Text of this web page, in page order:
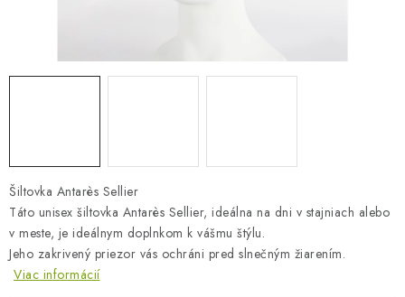
Obchodné podmienky
Podmienky ochrany osobných údajov
Napíšte nám
Šiltovka Antarès Sellier
Táto unisex šiltovka Antarès Sellier, ideálna na dni v stajniach alebo
v meste, je ideálnym doplnkom k vášmu štýlu.
Jeho zakrivený priezor vás ochráni pred slnečným žiarením.
Viac informácií